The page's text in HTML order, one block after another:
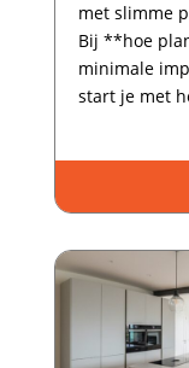
met slimme
Bij **hoe
minimale
start je met